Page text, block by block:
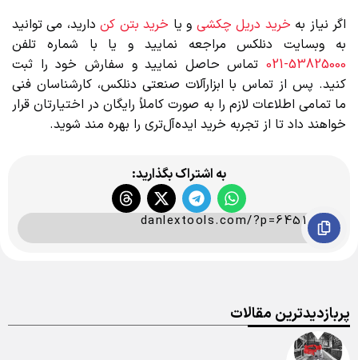
اگر نیاز به خرید دریل چکشی و یا خرید بتن کندارید، می توانید
به وبسایت دنلکس مراجعه نمایید و یا با شماره تلفن
53825000-021
تماس حاصل نمایید و سفارش خود را ثبت
کنید. پس از تماس با ابزارآلات صنعتی دنلکس، کارشناسان فنی
ما تمامی اطلاعات لازم را به صورت کاملاً رایگان در اختیارتان قرار
خواهند داد تا از تجربه خرید ایده‌آل‌تری را بهره مند شوید.
به اشتراک بگذارید:
danlextools.com/?p=6451
پربازدیدترین مقالات